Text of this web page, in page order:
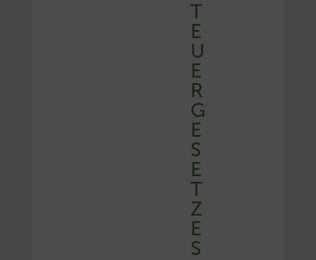
E
U
E
R
G
E
S
E
T
Z
E
S